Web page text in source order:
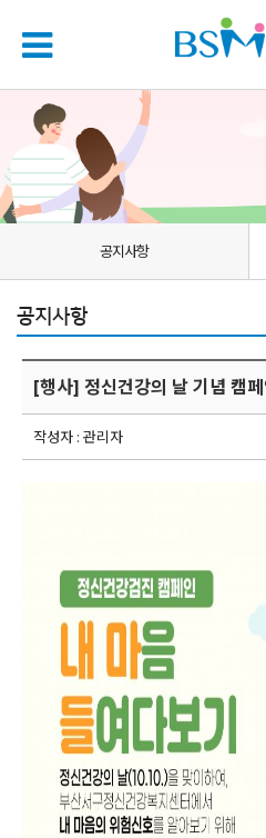
공지사항
공지사항
[행사] 정신건강의 날 기념 캠
작성자 : 관리자